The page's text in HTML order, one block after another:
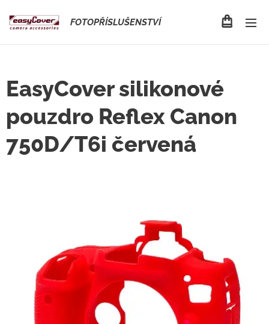
FOTOPŘÍSLUŠENSTVÍ
EasyCover silikonové
pouzdro Reflex Canon
750D/T6i červená